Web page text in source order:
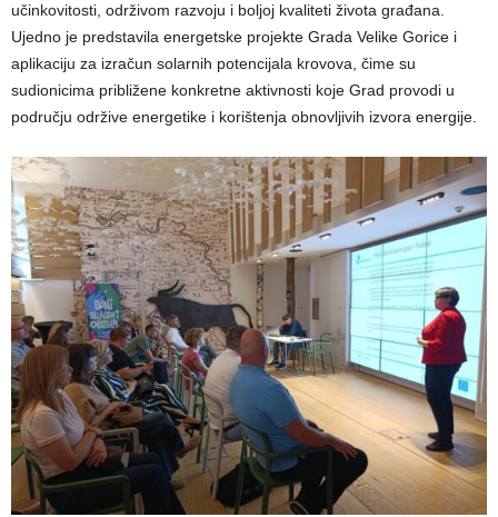
učinkovitosti, održivom razvoju i boljoj kvaliteti života građana.
Ujedno je predstavila energetske projekte Grada Velike Gorice i
aplikaciju za izračun solarnih potencijala krovova, čime su
sudionicima približene konkretne aktivnosti koje Grad provodi u
području održive energetike i korištenja obnovljivih izvora energije.